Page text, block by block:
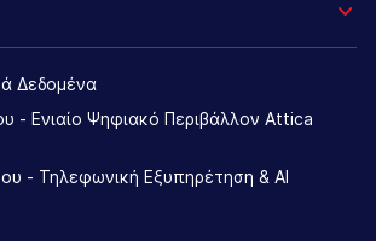
Δεδομένα
- Ενιαίο Ψηφιακό Περιβάλλον Attica
- Τηλεφωνική Εξυπηρέτηση & AI